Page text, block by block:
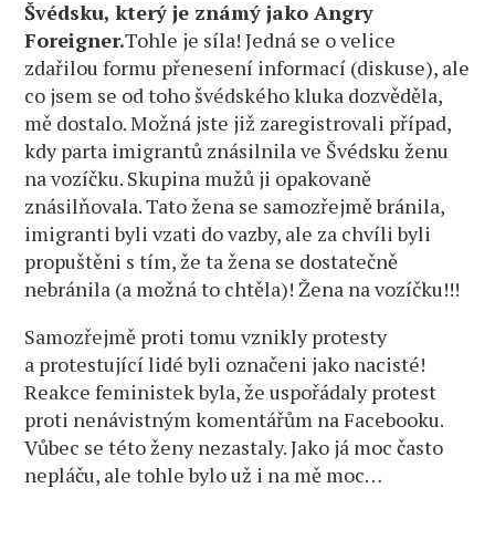
Švédsku, který je známý jako Angry
Foreigner.Tohle je síla! Jedná se o velice
zdařilou formu přenesení informací (diskuse), ale
co jsem se od toho švédského kluka dozvěděla,
mě dostalo. Možná jste již zaregistrovali případ,
kdy parta imigrantů znásilnila ve Švédsku ženu
na vozíčku. Skupina mužů ji opakovaně
znásilňovala. Tato žena se samozřejmě bránila,
imigranti byli vzati do vazby, ale za chvíli byli
propuštěni s tím, že ta žena se dostatečně
nebránila (a možná to chtěla)! Žena na vozíčku!!!
Samozřejmě proti tomu vznikly protesty
a protestující lidé byli označeni jako nacisté!
Reakce feministek byla, že uspořádaly protest
proti nenávistným komentářům na Facebooku.
Vůbec se této ženy nezastaly. Jako já moc často
nepláču, ale tohle bylo už i na mě moc…